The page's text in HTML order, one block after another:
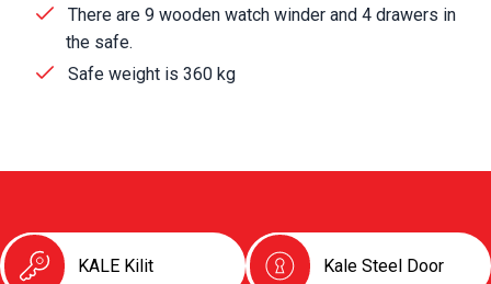
There are 9 wooden watch winder and 4 drawers in
the safe.
Safe weight is 360 kg
KALE Kilit Kale Steel Door